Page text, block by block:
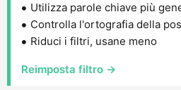
Utilizza parole chiave più
Controlla l'ortografia della
Riduci i filtri, usane meno
Reimposta filtro →